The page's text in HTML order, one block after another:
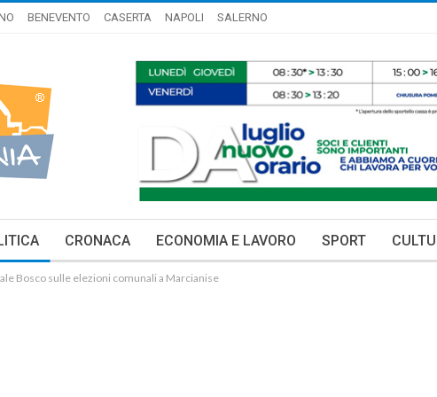
BENEVENTO CASERTA NAPOLI SALERNO
CRONACA ECONOMIA E LAVORO SPORT
Bosco sulle elezioni comunali a Marcianise